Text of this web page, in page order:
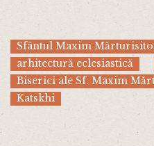
Sfântul Maxim
arhitectură eclesiastică
Biserici ale Sf. Maxim
Katskhi